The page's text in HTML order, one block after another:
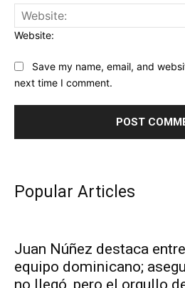
Website:
Save my name, email, and
next time I comment.
Popular Articles
Juan Núñez destaca
equipo dominicano;
no llegó, pero el orgullo